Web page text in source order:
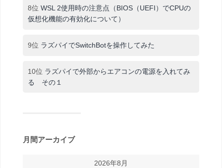
8位 WSL 2使用時の注意点（BIOS（UEFI）でCPUの
仮想化機能の有効化について）
9位 ラズパイでSwitchBotを操作してみた
10位 ラズパイで外部からエアコンの電源を入れてみ
る その１
月間アーカイブ
2026年8月